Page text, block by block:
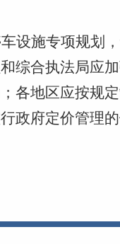
设施专项规划
综合执法局应
各地区应按规
政府定价管理